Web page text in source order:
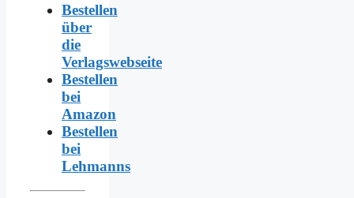
Bestellen
über
die
Verlagswebseite
Bestellen
bei
Amazon
Bestellen
bei
Lehmanns